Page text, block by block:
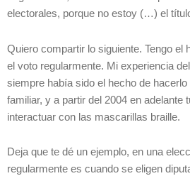
electorales, porque no estoy (…) el
Quiero compartir lo siguiente. Tengo el
el voto regularmente. Mi experiencia
siempre había sido el hecho de
familiar, y a partir del 2004 en adelante
interactuar con las mascarillas braille.
Deja que te dé un ejemplo, en una
regularmente es cuando se eligen